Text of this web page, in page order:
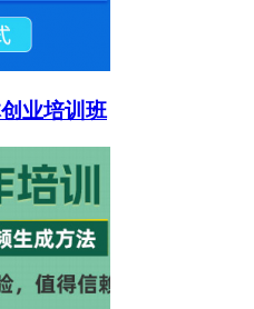
业培训班